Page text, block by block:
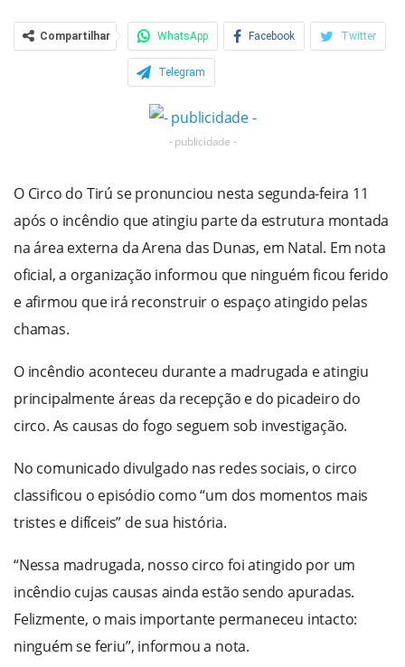
Compartilhar WhatsApp Facebook Twitter
Telegram
- publicidade -
O Circo do Tirú se pronunciou nesta segunda-feira 11
após o incêndio que atingiu parte da estrutura montada
na área externa da Arena das Dunas, em Natal. Em nota
oficial, a organização informou que ninguém ficou ferido
e afirmou que irá reconstruir o espaço atingido pelas
chamas.
O incêndio aconteceu durante a madrugada e atingiu
principalmente áreas da recepção e do picadeiro do
circo. As causas do fogo seguem sob investigação.
No comunicado divulgado nas redes sociais, o circo
classificou o episódio como “um dos momentos mais
tristes e difíceis” de sua história.
“Nessa madrugada, nosso circo foi atingido por um
incêndio cujas causas ainda estão sendo apuradas.
Felizmente, o mais importante permaneceu intacto:
ninguém se feriu”, informou a nota.